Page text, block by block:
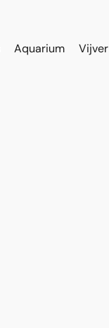
Aquarium Vijver